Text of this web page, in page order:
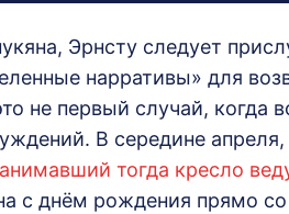
Эрнсту следует
нарративы» для
не первый случай, когда
В середине
тогда кресло
с днём рождения прямо